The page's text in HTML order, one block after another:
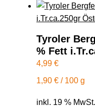
Tyroler
% Fett
4,99 €
1,90 € / 100 g
inkl. 19 % MwSt.